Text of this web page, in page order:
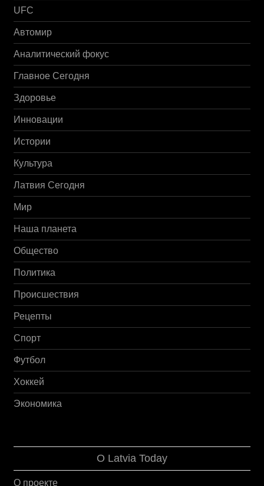
UFC
Автомир
Аналитический фокус
Главное Сегодня
Здоровье
Инновации
Истории
Культура
Латвия Сегодня
Мир
Наша планета
Общество
Политика
Происшествия
Рецепты
Спорт
Футбол
Хоккей
Экономика
О Latvia Today
О проекте